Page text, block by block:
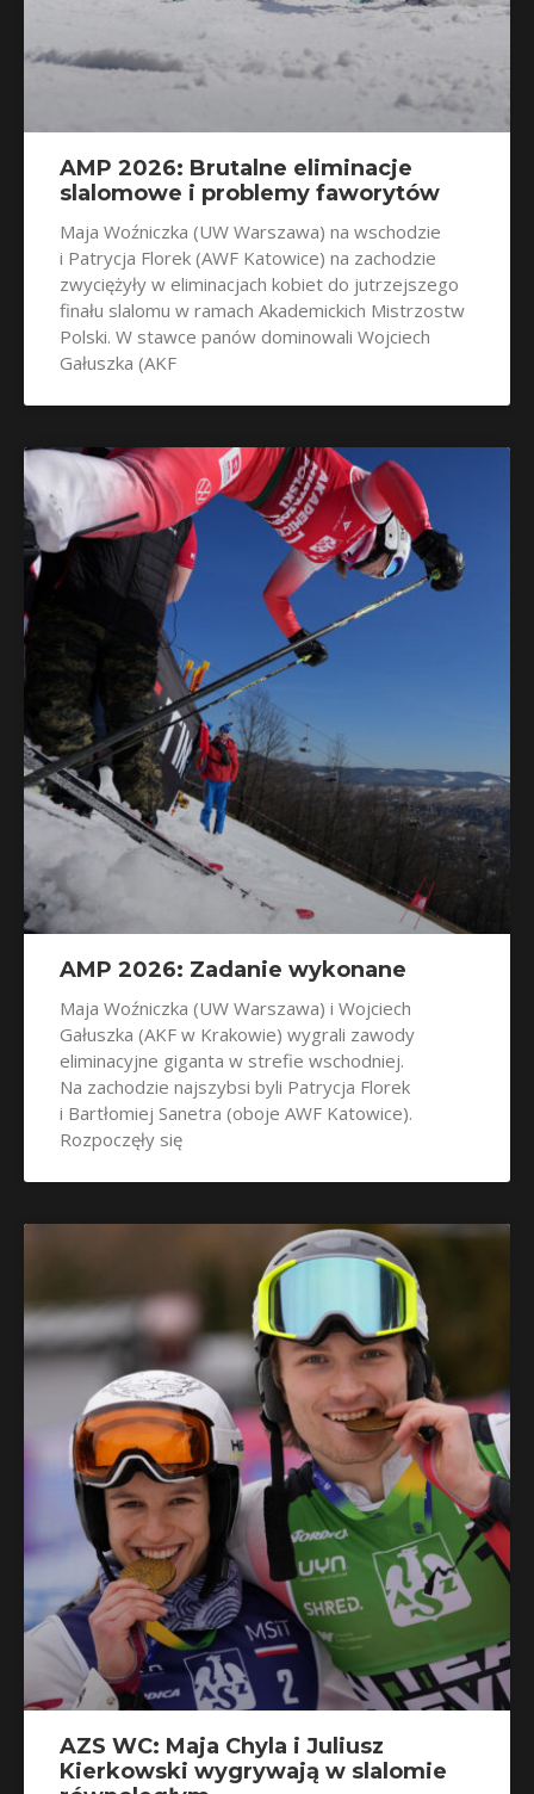
AMP 2026: Brutalne eliminacje
slalomowe i problemy faworytów
Maja Woźniczka (UW Warszawa) na wschodzie
i Patrycja Florek (AWF Katowice) na zachodzie
zwyciężyły w eliminacjach kobiet do jutrzejszego
finału slalomu w ramach Akademickich Mistrzostw
Polski. W stawce panów dominowali Wojciech
Gałuszka (AKF
AMP 2026: Zadanie wykonane
Maja Woźniczka (UW Warszawa) i Wojciech
Gałuszka (AKF w Krakowie) wygrali zawody
eliminacyjne giganta w strefie wschodniej.
Na zachodzie najszybsi byli Patrycja Florek
i Bartłomiej Sanetra (oboje AWF Katowice).
Rozpoczęły się
AZS WC: Maja Chyla i Juliusz
Kierkowski wygrywają w slalomie